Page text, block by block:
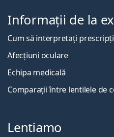
Informații de la
Cum să interpretați
Afecțiuni oculare
Echipa medicală
Comparații între lentilele de
Lentiamo